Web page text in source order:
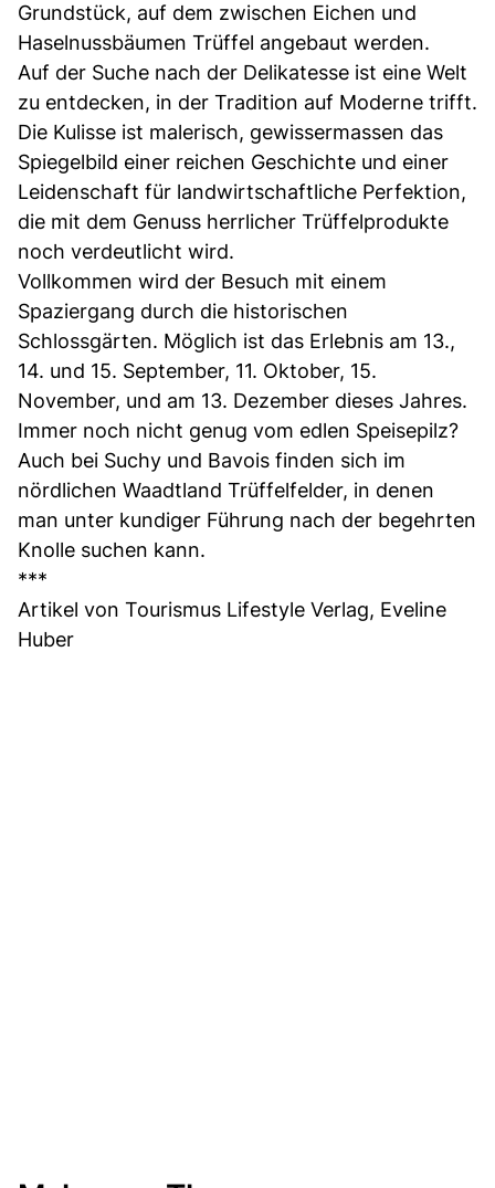
Grundstück, auf dem zwischen Eichen und
Haselnussbäumen Trüffel angebaut werden.
Auf der Suche nach der Delikatesse ist eine Welt
zu entdecken, in der Tradition auf Moderne trifft.
Die Kulisse ist malerisch, gewissermassen das
Spiegelbild einer reichen Geschichte und einer
Leidenschaft für landwirtschaftliche Perfektion,
die mit dem Genuss herrlicher Trüffelprodukte
noch verdeutlicht wird.
Vollkommen wird der Besuch mit einem
Spaziergang durch die historischen
Schlossgärten. Möglich ist das Erlebnis am 13.,
14. und 15. September, 11. Oktober, 15.
November, und am 13. Dezember dieses Jahres.
Immer noch nicht genug vom edlen Speisepilz?
Auch bei Suchy und Bavois finden sich im
nördlichen Waadtland Trüffelfelder, in denen
man unter kundiger Führung nach der begehrten
Knolle suchen kann.
***
Artikel von Tourismus Lifestyle Verlag, Eveline
Huber